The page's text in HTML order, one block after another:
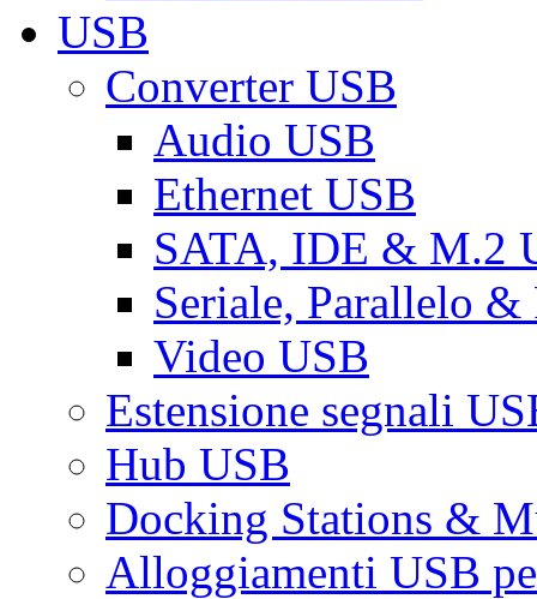
USB
Converter USB
Audio USB
Ethernet USB
SATA, IDE & M.2
Seriale, Parallelo &
Video USB
Estensione segnali
Hub USB
Docking Stations &
Alloggiamenti USB